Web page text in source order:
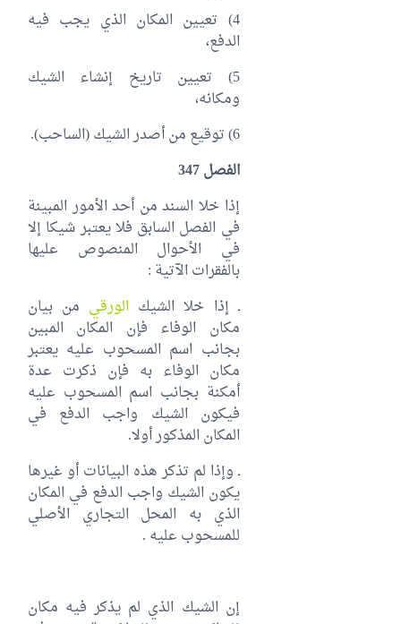
4) تعيين المكان الذي يجب فيه
الدفع،
5) تعيين تاريخ إنشاء الشيك
ومكانه،
6) توقيع من أصدر الشيك (الساحب).
الفصل 347
إذا خلا السند من أحد الأمور المبينة
في الفصل السابق فلا يعتبر شيكا إلا
في الأحوال المنصوص عليها
بالفقرات الآتية :
ـ إذا خلا الشيك الورقي من بيان
مكان الوفاء فإن المكان المبين
بجانب اسم المسحوب عليه يعتبر
مكان الوفاء به فإن ذكرت عدة
أمكنة بجانب اسم المسحوب عليه
فيكون الشيك واجب الدفع في
المكان المذكور أولا.
‏ـ وإذا لم تذكر هذه البيانات أو غيرها
يكون الشيك واجب الدفع في المكان
الذي به المحل التجاري الأصلي
للمسحوب عليه .
‏إن الشيك الذي لم يذكر فيه مكان